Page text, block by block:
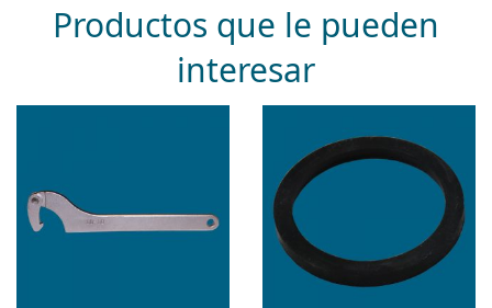
Productos que le pueden
interesar